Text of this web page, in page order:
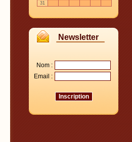
31
Newsletter
Nom :
Email :